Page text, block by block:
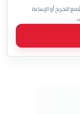
التجريح أو الإساءة